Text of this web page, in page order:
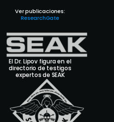
Ver publicaciones:
ResearchGate
El Dr. Lipov figura en el
directorio de testigos
expertos de SEAK